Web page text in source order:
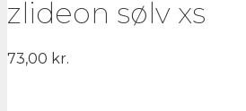
zlideon sølv xs
73,00 kr.